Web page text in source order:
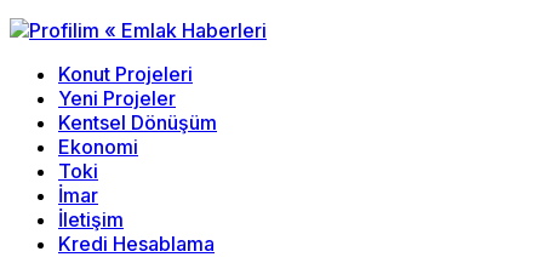
Konut Projeleri
Yeni Projeler
Kentsel Dönüşüm
Ekonomi
Toki
İmar
İletişim
Kredi Hesablama